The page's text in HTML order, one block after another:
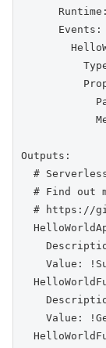
      Events:
Outputs:
#
# Find out
# https://
Value:
Value: